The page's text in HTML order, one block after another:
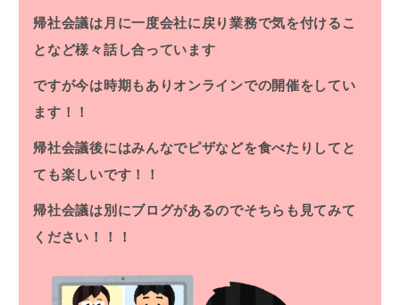
帰社会議は月に一度会社に戻り業務で気を付けるこ
となど様々話し合っています
ですが今は時期もありオンラインでの開催をしてい
ます！！
帰社会議後にはみんなでピザなどを食べたりしてと
ても楽しいです！！
帰社会議は別にブログがあるのでそちらも見てみて
ください！！！